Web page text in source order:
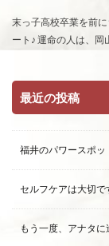
末っ子高校卒業を前
ート♪ 運命の人は、岡
最近の投稿
福井のパワースポッ
セルフケアは大切で
もう一度、アナタに